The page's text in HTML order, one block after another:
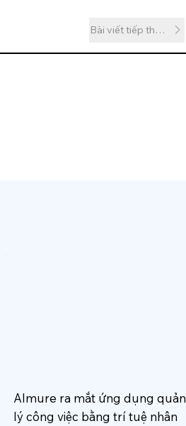
Bài viết tiếp theo
Almure ra mắt ứng dụng quản
lý công việc bằng trí tuệ nhân